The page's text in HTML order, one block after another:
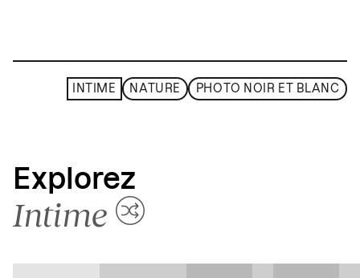
INTIME NATURE PHOTO NOIR ET BLANC
Explorez
Intime